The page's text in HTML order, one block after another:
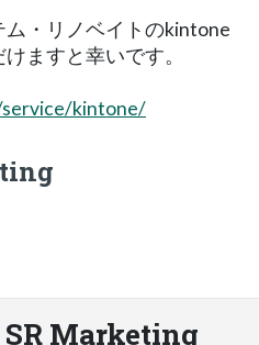
・リノベイトのkintone
ますと幸いです。
kintone/
Marketing